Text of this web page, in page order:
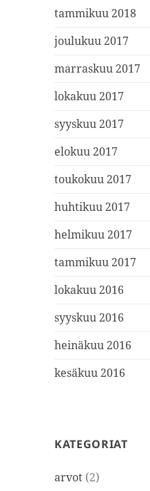
tammikuu 2018
joulukuu 2017
marraskuu 2017
lokakuu 2017
syyskuu 2017
elokuu 2017
toukokuu 2017
huhtikuu 2017
helmikuu 2017
tammikuu 2017
lokakuu 2016
syyskuu 2016
heinäkuu 2016
kesäkuu 2016
KATEGORIAT
arvot (2)